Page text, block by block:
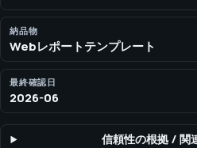
納品物
Webレポートテンプレート
最終確認日
2026-06
信頼性の根拠 /関